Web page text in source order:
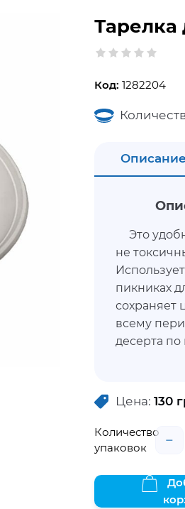
Тарелка
Код: 1282204
Описание
Это
не
пикниках
сохраняет
всему
десерта по
Цена: 130
Количество
упаковок
−